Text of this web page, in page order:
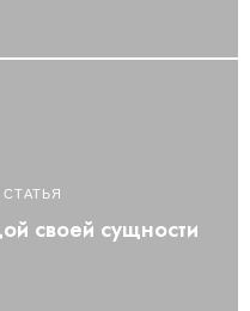
своей сущности